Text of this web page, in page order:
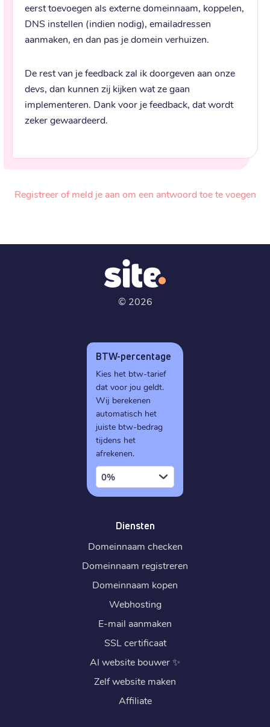
eerst toevoegen als externe domeinnaam, koppelen,
DNS instellen (indien nodig), emailadressen
aanmaken, en dan pas je domein verhuizen.
De rest van je feedback zal ik doorgeven aan onze
devs, dan kunnen zij kijken wat ze gaan
implementeren. Dank voor je feedback, dat wordt
zeker gewaardeerd.
Registreer of meld je aan om een antwoord toe te voegen
© 2026
BTW-percentage
Kies het btw-tarief
dat voor jou geldt.
Wij berekenen
automatisch het
juiste btw-bedrag
tijdens het
afrekenen.
0%
Diensten
Domeinnaam checken
Domeinnaam registreren
Domeinnaam kopen
Webhosting
E-mail aanmaken
SSL certificaat
AI website bouwer✨
Zelf website maken
Affiliate